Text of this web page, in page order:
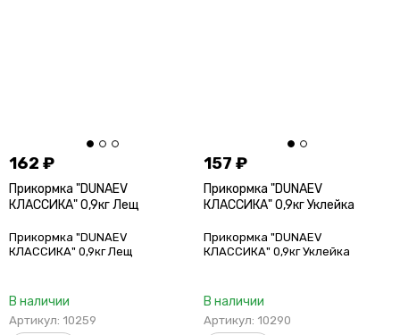
162 ₽
Прикормка "DUNAEV
КЛАССИКА" 0,9кг Лещ
Прикормка "DUNAEV
КЛАССИКА" 0,9кг Лещ
В наличии
Артикул: 10259
157₽
Прикормка "DUNAEV
КЛАССИКА" 0,9кг Уклейка
Прикормка "DUNAEV
КЛАССИКА" 0,9кг Уклейка
В наличии
Артикул: 10290